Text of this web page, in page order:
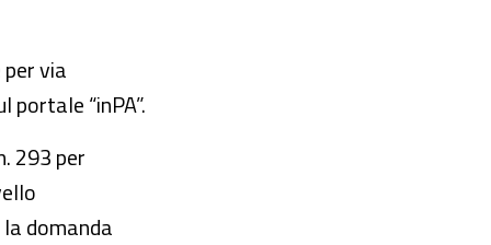
via
“inPA”.
293 per
domanda